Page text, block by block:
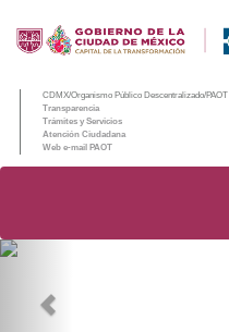
CDMX/Organismo Público Descentralizado/PAOT
Transparencia
Trámites y Servicios
Atención Ciudadana
Web e-mail PAOT